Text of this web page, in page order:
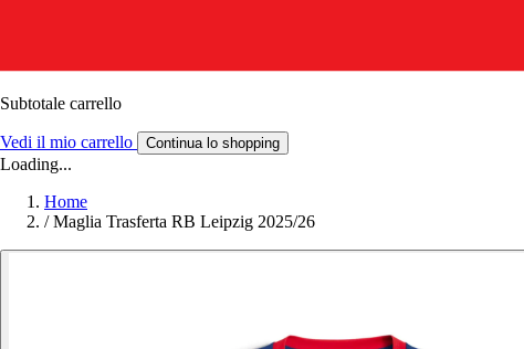
Subtotale carrello
Vedi il mio carrello Continua lo shopping
Loading...
Home
/ Maglia Trasferta RB Leipzig 2025/26